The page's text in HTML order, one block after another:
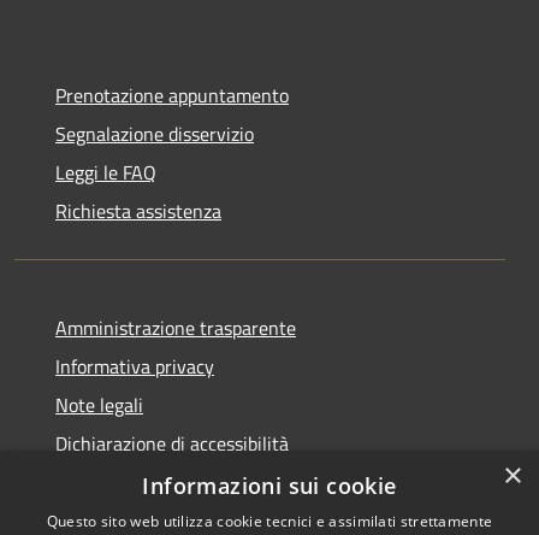
Prenotazione appuntamento
Segnalazione disservizio
Leggi le FAQ
Richiesta assistenza
Amministrazione trasparente
Informativa privacy
Note legali
Dichiarazione di accessibilità
×
Informazioni sui cookie
Questo sito web utilizza cookie tecnici e assimilati strettamente